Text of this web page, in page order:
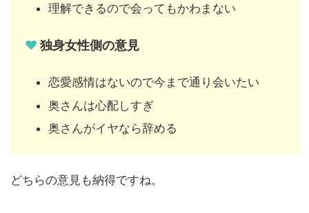
理解できるので会ってもかわまない
♥ 独身女性側の意見
恋愛感情はないので今まで通り会いたい
奥さんは心配しすぎ
奥さんがイヤなら辞める
どちらの意見も納得ですね。